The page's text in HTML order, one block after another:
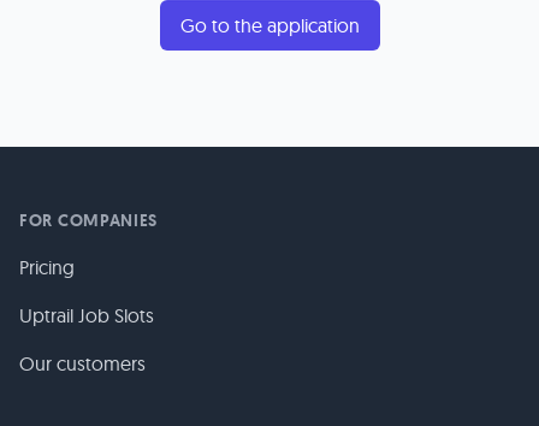
Go to the application
FOR COMPANIES
Pricing
Uptrail Job Slots
Our customers